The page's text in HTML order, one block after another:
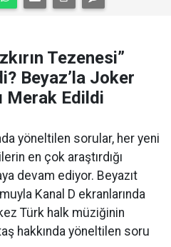
Tezenesi”
Beyaz’la Joker
Merak Edildi
yöneltilen sorular, her yeni
en çok araştırdığı
devam ediyor. Beyazıt
Kanal D ekranlarında
Türk halk müziğinin
hakkında yöneltilen soru